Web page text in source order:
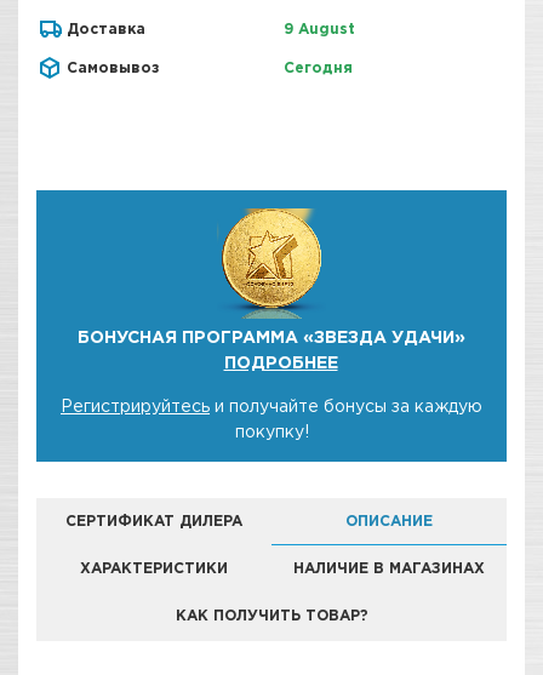
Доставка 9 August
Самовывоз Сегодня
БОНУСНАЯ ПРОГРАММА «ЗВЕЗДА УДАЧИ»
ПОДРОБНЕЕ
Регистрируйтесь и получайте бонусы за каждую
покупку!
СЕРТИФИКАТ ДИЛЕРА ОПИСАНИЕ
ХАРАКТЕРИСТИКИ НАЛИЧИЕ В МАГАЗИНАХ
КАК ПОЛУЧИТЬ ТОВАР?